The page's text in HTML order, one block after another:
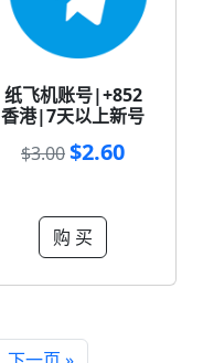
纸飞机账号|+852
香港|7天以上新号
$3.00$2.60
购 买